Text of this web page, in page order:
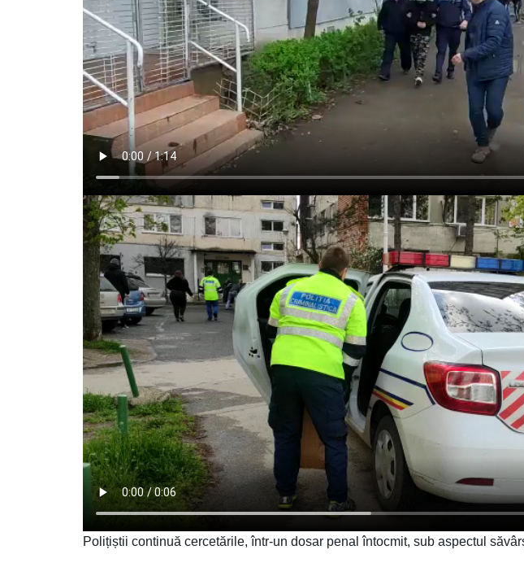
Polițiștii continuă cercetările, într-un dosar penal întocmit, sub aspectul